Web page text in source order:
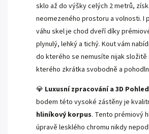
sklo až do výšky celých 2 metrů,
neomezeného prostoru a volnosti. I
váhu skel je chod dveří díky
plynulý, lehký a tichý. Kout vám
do kterého se nemusíte nijak složitě
kterého zkrátka svobodně a
💎 Luxusní zpracování a 3D Pohled
bodem této vysoké zástěny je
hliníkový korpus. Tento prémiový
úpravě lesklého chromu nikdy